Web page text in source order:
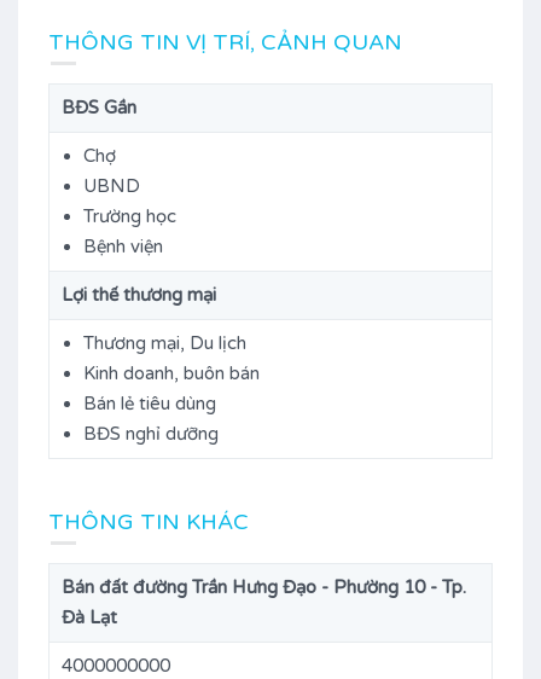
THÔNG TIN VỊ TRÍ, CẢNH QUAN
BĐS Gần
Chợ
UBND
Trường học
Bệnh viện
Lợi thế thương mại
Thương mại, Du lịch
Kinh doanh, buôn bán
Bán lẻ tiêu dùng
BĐS nghỉ dưỡng
THÔNG TIN KHÁC
Bán đất đường Trần Hưng Đạo - Phường 10 - Tp.
Đà Lạt
4000000000